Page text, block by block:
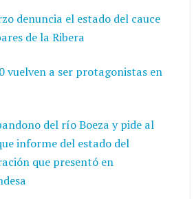
denuncia el estado del cauce
de la Ribera
vuelven a ser protagonistas en
del río Boeza y pide al
informe del estado del
que presentó en